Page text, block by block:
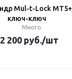
Mul-t-Lock MT5+
ключ-ключ
Много
200руб./шт